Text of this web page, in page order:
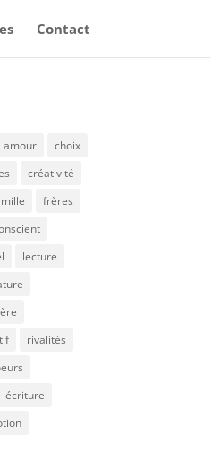
Contact
amour
choix
créativité
frères
lecture
rivalités
écriture